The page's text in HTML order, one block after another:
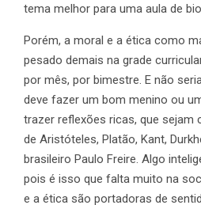
tema melhor para uma aula de
Porém, a moral e a ética como
pesado demais na grade
por mês, por bimestre. E não
deve fazer um bom menino ou
trazer reflexões ricas, que sejam
de Aristóteles, Platão, Kant,
brasileiro Paulo Freire. Algo
pois é isso que falta muito na
e a ética são portadoras de